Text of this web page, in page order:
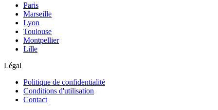
Paris
Marseille
Lyon
Toulouse
Montpellier
Lille
Légal
Politique de confidentialité
Conditions d'utilisation
Contact